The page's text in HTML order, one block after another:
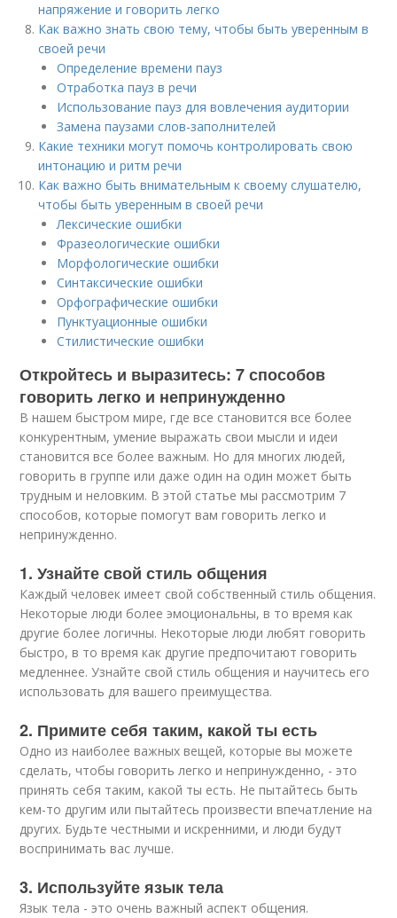
напряжение и говорить легко
Как важно знать свою тему, чтобы быть уверенным в
своей речи
Определение времени пауз
Отработка пауз в речи
Использование пауз для вовлечения аудитории
Замена паузами слов-заполнителей
Какие техники могут помочь контролировать свою
интонацию и ритм речи
Как важно быть внимательным к своему слушателю,
чтобы быть уверенным в своей речи
Лексические ошибки
Фразеологические ошибки
Морфологические ошибки
Синтаксические ошибки
Орфографические ошибки
Пунктуационные ошибки
Стилистические ошибки
Откройтесь и выразитесь: 7 способов
говорить легко и непринужденно
В нашем быстром мире, где все становится все более
конкурентным, умение выражать свои мысли и идеи
становится все более важным. Но для многих людей,
говорить в группе или даже один на один может быть
трудным и неловким. В этой статье мы рассмотрим 7
способов, которые помогут вам говорить легко и
непринужденно.
1. Узнайте свой стиль общения
Каждый человек имеет свой собственный стиль общения.
Некоторые люди более эмоциональны, в то время как
другие более логичны. Некоторые люди любят говорить
быстро, в то время как другие предпочитают говорить
медленнее. Узнайте свой стиль общения и научитесь его
использовать для вашего преимущества.
2. Примите себя таким, какой ты есть
Одно из наиболее важных вещей, которые вы можете
сделать, чтобы говорить легко и непринужденно, - это
принять себя таким, какой ты есть. Не пытайтесь быть
кем-то другим или пытайтесь произвести впечатление на
других. Будьте честными и искренними, и люди будут
воспринимать вас лучше.
3. Используйте язык тела
Язык тела - это очень важный аспект общения.